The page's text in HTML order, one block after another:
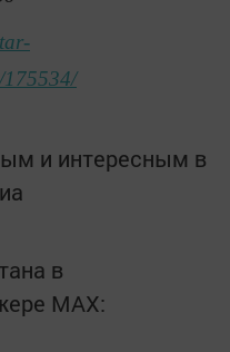
175534/
и интересным в
в
MАХ: